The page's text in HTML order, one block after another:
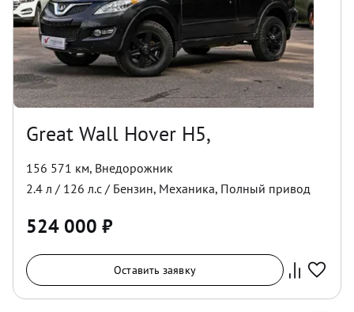
Great Wall Hover H5,
156 571 км, Внедорожник
2.4 л / 126 л.с / Бензин, Механика, Полный привод
524 000 ₽
Оставить заявку